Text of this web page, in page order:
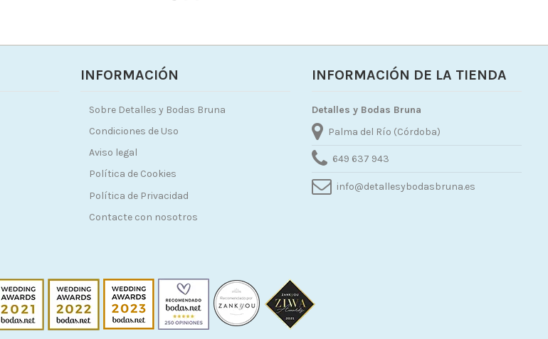
INFORMACIÓN
Sobre Detalles y Bodas Bruna
Condiciones de Uso
Aviso legal
Política de Cookies
Política de Privacidad
Contacte con nosotros
INFORMACIÓN DE LA TIENDA
Detalles y Bodas Bruna
Palma del Río (Córdoba)
649 637 943
info@detallesybodasbruna.es